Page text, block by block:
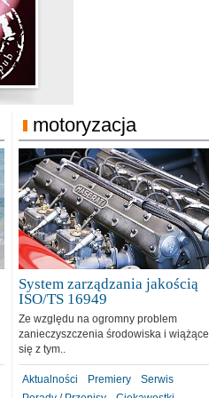
motoryzacja
System zarządzania jakością
ISO/TS 16949
Ze względu na ogromny problem
zanieczyszczenia środowiska i wiążące
się z tym..
Aktualności Premiery
Serwis